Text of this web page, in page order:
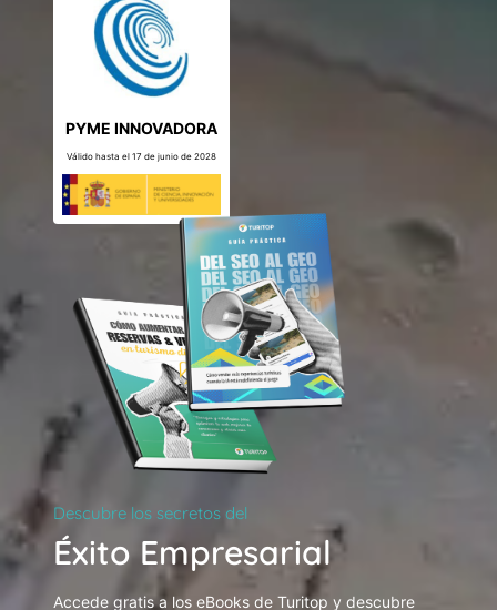
PYME INNOVADORA
Válido hasta el 17 de junio de 2028
Descubre los secretos del
Éxito Empresarial
Accede gratis a los eBooks de Turitop y descubre